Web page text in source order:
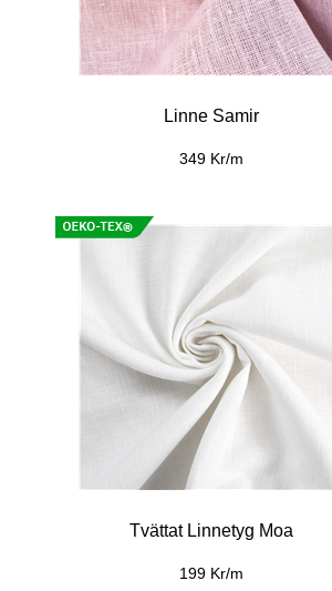
Linne Samir
349 Kr/m
Tvättat Linnetyg Moa
199 Kr/m